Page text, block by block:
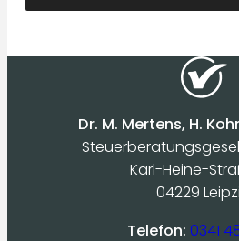
Dr. M. Mertens, H.
Karl-Heine-
04229
Telefon: 0341